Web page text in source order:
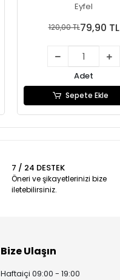
Eyfel
120,00 TL79,90 TL
Adet
Sepete Ekle
7 / 24 DESTEK
Öneri ve şikayetlerinizi bize
iletebilirsiniz.
Bize Ulaşın
Haftaiçi 09:00 - 19:00